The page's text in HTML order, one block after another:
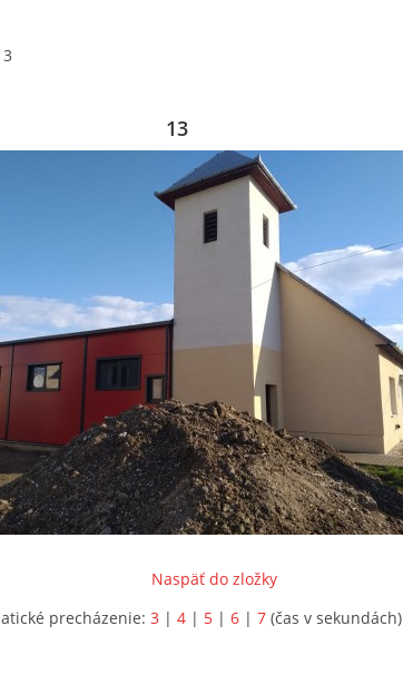
13
Naspäť do zložky
precházenie: 3 | 4 | 5 | 6 | 7 (čas v sekundách)